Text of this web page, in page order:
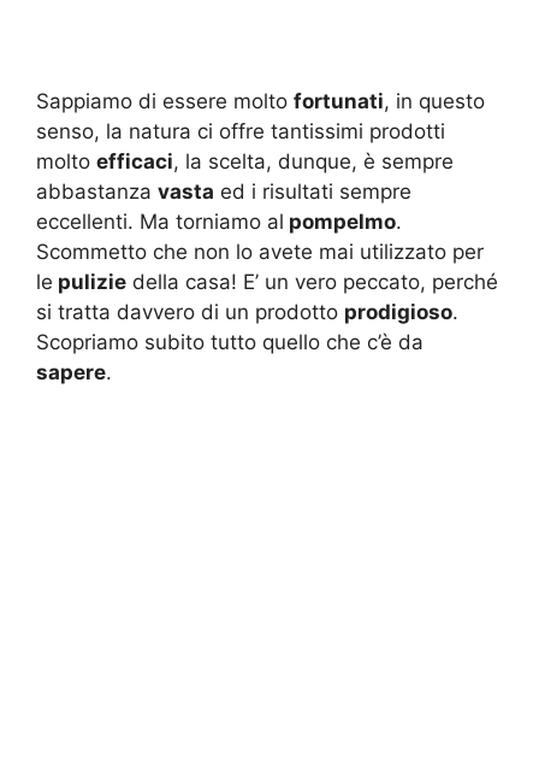
Sappiamo di essere molto fortunati, in questo
senso, la natura ci offre tantissimi prodotti
molto efficaci, la scelta, dunque, è sempre
abbastanza vasta ed i risultati sempre
eccellenti. Ma torniamo al pompelmo.
Scommetto che non lo avete mai utilizzato per
le pulizie della casa! E’ un vero peccato, perché
si tratta davvero di un prodotto prodigioso.
Scopriamo subito tutto quello che c’è da
sapere.